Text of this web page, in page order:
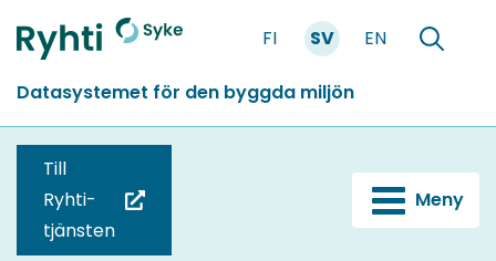
till
Förstasidan
FI SV EN
Söka
Datasystemet för den byggda miljön
Till
Ryhti-
tjänsten
blir
Meny